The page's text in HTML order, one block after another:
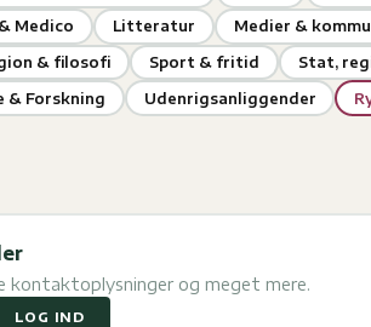
Medico Litteratur Medier &
& filosofi Sport & fritid Stat,
& Forskning
Udenrigsanliggender
og meget mere.
LOG IND